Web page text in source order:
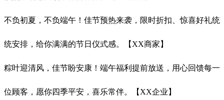
不负初夏，不负端午！佳节预热来袭，限时折扣、惊喜好礼统
统安排，给你满满的节日仪式感。【XX商家】
粽叶迎清风，佳节盼安康！端午福利提前放送，用心回馈每一
位顾客，愿你四季平安，喜乐常伴。【XX企业】